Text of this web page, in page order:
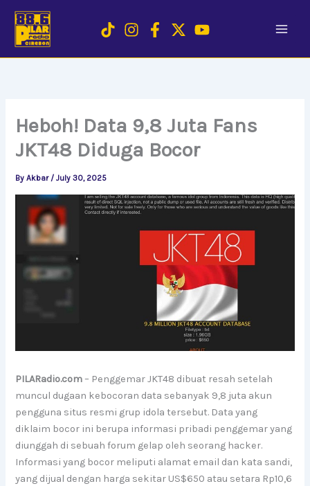
content
Heboh! Data 9,8 Juta Fans
JKT48 Diduga Bocor
ByAkbar /July 30, 2025
PILARadio.com– Penggemar JKT48 dibuat resah setelah
muncul dugaan kebocoran data sebanyak 9,8 juta akun
pengguna situs resmi grup idola tersebut. Data yang
diklaim bocor ini berupa informasi pribadi penggemar yang
diunggah di sebuah forum gelap oleh seorang hacker.
Informasi yang bocor meliputi alamat email dan kata sandi,
yang dijual dengan harga sekitar US$650 atau setara Rp10,6